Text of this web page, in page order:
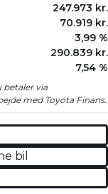
247.973 kr.
70.919 kr.
3,99 %
290.839 kr.
7,54 %
betaler via
med Toyota Finans.
bil